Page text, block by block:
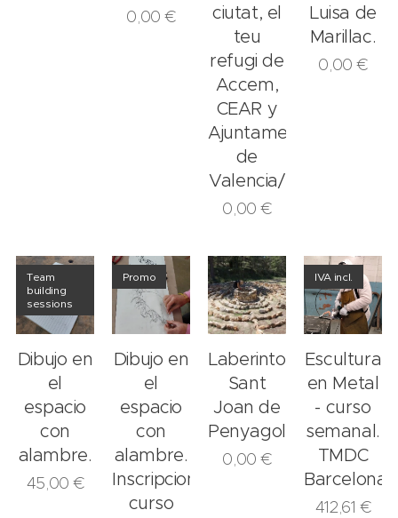
0,00 €
ciutat, el
teu
refugi de
Accem,
CEAR y
Ajuntament
de
Valencia/
0,00 €
Luisa de
Marillac.
0,00 €
Dibujo en
el
espacio
con
alambre.
Team
building
sessions
45,00 €
Dibujo en
el
espacio
con
alambre.
Inscripciones
curso
Promo
Laberinto
Sant
Joan de
Penyagolosa
0,00 €
Escultura
en Metal
- curso
semanal.
TMDC
Barcelona
IVA incl.
412,61 €